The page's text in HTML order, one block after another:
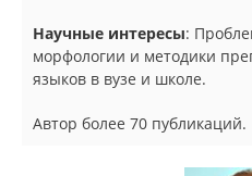
Научные интересы:
морфологии и методики
языков в вузе и школе.
Автор более 70 публикаций.